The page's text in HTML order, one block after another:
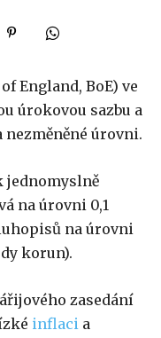
England, BoE) ve
úrokovou sazbu a
úrovni.
jednomyslně
na úrovni 0,1
na úrovni
korun).
zasedání
inflaci a